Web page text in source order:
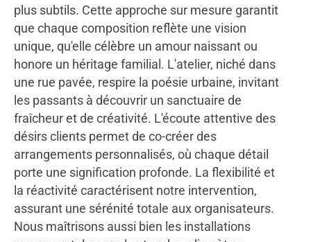
plus subtils. Cette approche sur mesure garantit
que chaque composition reflète une vision
unique, qu'elle célèbre un amour naissant ou
honore un héritage familial. L'atelier, niché dans
une rue pavée, respire la poésie urbaine, invitant
les passants à découvrir un sanctuaire de
fraîcheur et de créativité. L'écoute attentive des
désirs clients permet de co-créer des
arrangements personnalisés, où chaque détail
porte une signification profonde. La flexibilité et
la réactivité caractérisent notre intervention,
assurant une sérénité totale aux organisateurs.
Nous maîtrisons aussi bien les installations